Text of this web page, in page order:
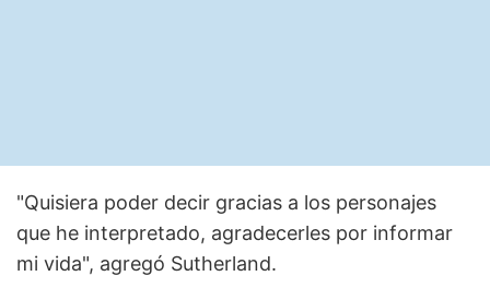
"Quisiera poder decir gracias a los personajes
que he interpretado, agradecerles por informar
mi vida", agregó Sutherland.